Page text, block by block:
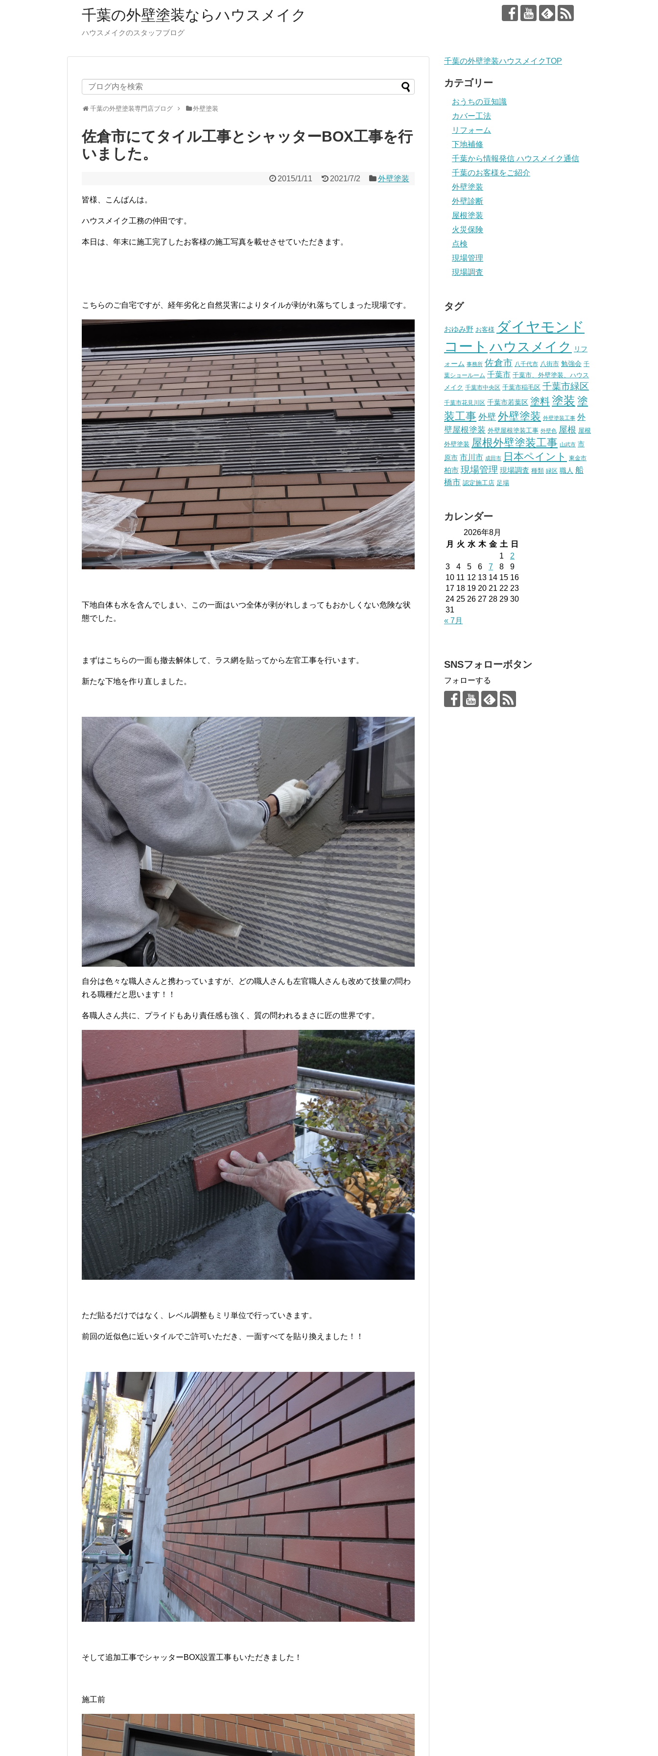
千葉の外壁塗装ならハウスメイク
ハウスメイクのスタッフブログ
千葉の外壁塗装専門店ブログ 外壁塗装
佐倉市にてタイル工事とシャッターBOX工事を行
いました。
2015/1/11 2021/7/2 外壁塗装
皆様、こんばんは。
ハウスメイク工務の仲田です。
本日は、年末に施工完了したお客様の施工写真を載せさせていただきます。
こちらのご自宅ですが、経年劣化と自然災害によりタイルが剥がれ落ちてしまった現場です。
下地自体も水を含んでしまい、この一面はいつ全体が剥がれしまってもおかしくない危険な状
態でした。
まずはこちらの一面も撤去解体して、ラス網を貼ってから左官工事を行います。
新たな下地を作り直しました。
自分は色々な職人さんと携わっていますが、どの職人さんも左官職人さんも改めて技量の問わ
れる職種だと思います！！
各職人さん共に、プライドもあり責任感も強く、質の問われるまさに匠の世界です。
ただ貼るだけではなく、レベル調整もミリ単位で行っていきます。
前回の近似色に近いタイルでご許可いただき、一面すべてを貼り換えました！！
そして追加工事でシャッターBOX設置工事もいただきました！
施工前
千葉の外壁塗装ハウスメイクTOP
カテゴリー
おうちの豆知識
カバー工法
リフォーム
下地補修
千葉から情報発信 ハウスメイク通信
千葉のお客様をご紹介
外壁塗装
外壁診断
屋根塗装
火災保険
点検
現場管理
現場調査
タグ
おゆみ野 お客様 ダイヤモンド
コート ハウスメイク
リフ
ォーム 事務所 佐倉市 八千代市 八街市 勉強会 千
葉ショールーム 千葉市 千葉市、外壁塗装、ハウス
メイク 千葉市中央区 千葉市稲毛区 千葉市緑区
千葉市花見川区 千葉市若葉区 塗料塗装 塗
装工事 外壁 外壁塗装 外壁塗装工事 外
壁屋根塗装 外壁屋根塗装工事 外壁色 屋根 屋根
外壁塗装 屋根外壁塗装工事 山武市 市
原市 市川市 成田市 日本ペイント 東金市
柏市 現場管理 現場調査 種類 緑区 職人 船
橋市 認定施工店 足場
カレンダー
2026年8月
月
火 水 木 金 土
日
1
2
3
4 5 6 7 8
9
10 11 12 13 14 15 16
17 18 19 20 21 22 23
24 25 26 27 28 29 30
31
« 7月
SNSフォローボタン
フォローする